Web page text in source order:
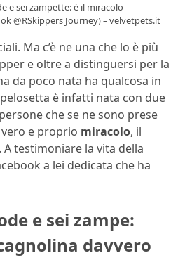
e sei zampette: è il miracolo
@RSkippers Journey) – velvetpets.it
Ma c’è ne una che lo è più
e oltre a distinguersi per la
da poco nata ha qualcosa in
è infatti nata con due
che se ne sono prese
e proprio miracolo, il
A testimoniare la vita della
a lei dedicata che ha
e sei zampe:
davvero